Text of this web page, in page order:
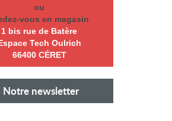
ou
vous en magasin
1 bis rue de Batère
Tech Oulrich
66400 CÉRET
Notre newsletter